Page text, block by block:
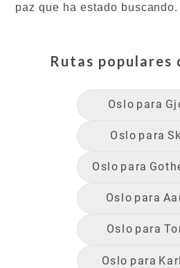
paz que ha estado buscando.
Rutas populares
Oslo para
Oslo para
Oslo para
Oslo para
Oslo para
Oslo para